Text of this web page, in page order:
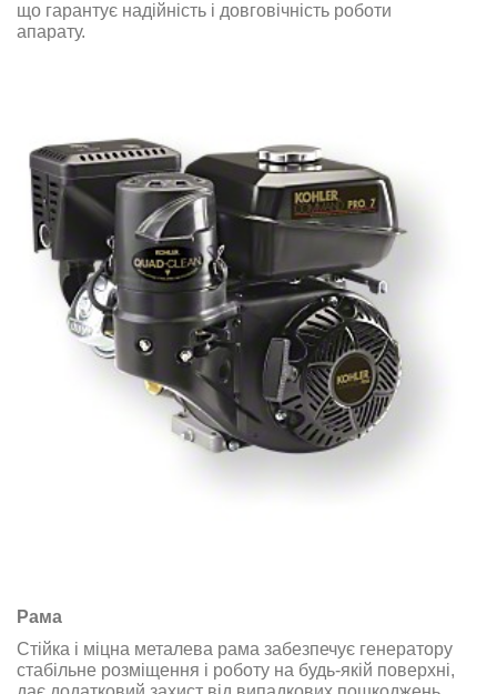
що гарантує надійність і довговічність роботи
апарату.
Рама
Стійка і міцна металева рама забезпечує генератору
стабільне розміщення і роботу на будь-якій поверхні,